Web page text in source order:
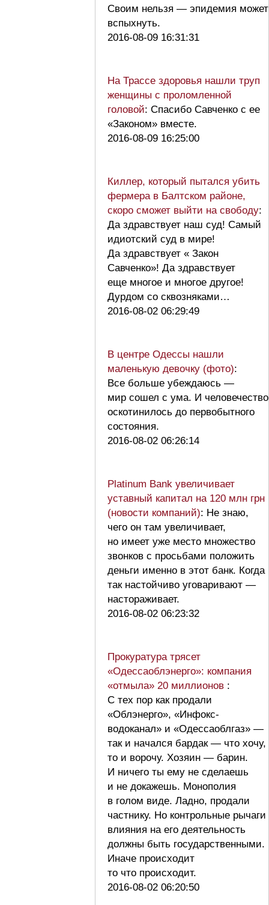
Своим нельзя — эпидемия может
вспыхнуть.
2016-08-09 16:31:31
На Трассе здоровья нашли труп
женщины с проломленной
головой: Спасибо Савченко с ее
«Законом» вместе.
2016-08-09 16:25:00
Киллер, который пытался убить
фермера в Балтском районе,
скоро сможет выйти на свободу:
Да здравствует наш суд! Самый
идиотский суд в мире!
Да здравствует « Закон
Савченко»! Да здравствует
еще многое и многое другое!
Дурдом со сквозняками…
2016-08-02 06:29:49
В центре Одессы нашли
маленькую девочку (фото):
Все больше убеждаюсь —
мир сошел с ума. И человечество
оскотинилось до первобытного
состояния.
2016-08-02 06:26:14
Platinum Bank увеличивает
уставный капитал на 120 млн грн
(новости компаний): Не знаю,
чего он там увеличивает,
но имеет уже место множество
звонков с просьбами положить
деньги именно в этот банк. Когда
так настойчиво уговаривают —
настораживает.
2016-08-02 06:23:32
Прокуратура трясет
«Одессаоблэнерго»: компания
«отмыла» 20 миллионов :
С тех пор как продали
«Облэнерго», «Инфокс-
водоканал» и «Одессаоблгаз» —
так и начался бардак — что хочу,
то и ворочу. Хозяин — барин.
И ничего ты ему не сделаешь
и не докажешь. Монополия
в голом виде. Ладно, продали
частнику. Но контрольные рычаги
влияния на его деятельность
должны быть государственными.
Иначе происходит
то что происходит.
2016-08-02 06:20:50